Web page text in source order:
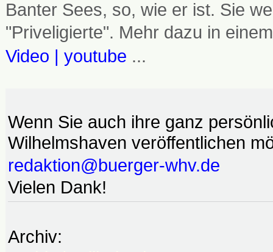
Banter Sees, so, wie er ist. Sie
"Priveligierte". Mehr dazu in
Video | youtube ...
Wenn Sie auch ihre ganz
Wilhelmshaven veröffentlichen
redaktion@buerger-whv.de
Vielen Dank!
Archiv: